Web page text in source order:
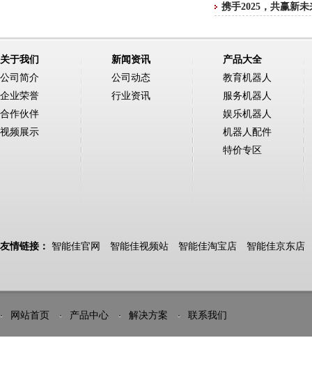
携手2025，共赢新未
关于我们
公司简介
企业荣誉
合作伙伴
视频展示
新闻资讯
公司动态
行业资讯
产品大全
教育机器人
服务机器人
娱乐机器人
机器人配件
特价专区
友情链接： 智能佳官网 智能佳视频站 智能佳淘宝店 智能佳京东店
网站首页 产品中心 解决方案 联系我们